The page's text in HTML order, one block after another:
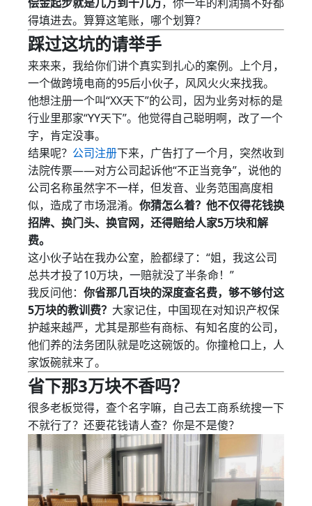
得填进去。算算这笔账，哪个划算？
踩过这坑的请举手
来来来，我给你们讲个真实到扎心的案例。上个月，
一个做跨境电商的95后小伙子，风风火火来找我。
他想注册一个叫“XX天下”的公司，因为业务对标的是
行业里那家“YY天下”。他觉得自己聪明啊，改了一个
字，肯定没事。
结果呢？ 公司注册下来，广告打了一个月，突然收到
法院传票——对方公司起诉他“不正当竞争”，说他的
公司名称虽然字不一样，但发音、业务范围高度相
似，造成了市场混淆。 你猜怎么着？他不仅得花钱换
招牌、换门头、换官网，还得赔给人家5万块和解
费。
这小伙子站在我办公室，脸都绿了：“姐，我这公司
总共才投了10万块，一赔就没了半条命！”
我反问他： 你省那几百块的深度查名费，够不够付这
5万块的教训费？ 大家记住，中国现在对知识产权保
护越来越严，尤其是那些有商标、有知名度的公司，
他们养的法务团队就是吃这碗饭的。你撞枪口上，人
家饭碗就来了。
省下那3万块不香吗？
很多老板觉得，查个名字嘛，自己去工商系统搜一下
不就行了？还要花钱请人查？你是不是傻？